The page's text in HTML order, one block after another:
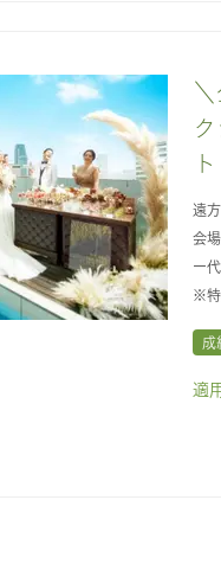
ト
遠
会
ー
※特
成
適